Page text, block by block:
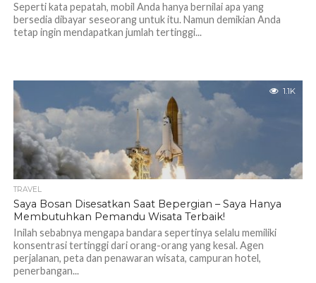
Seperti kata pepatah, mobil Anda hanya bernilai apa yang
bersedia dibayar seseorang untuk itu. Namun demikian Anda
tetap ingin mendapatkan jumlah tertinggi...
1.1K
TRAVEL
Saya Bosan Disesatkan Saat Bepergian – Saya Hanya
Membutuhkan Pemandu Wisata Terbaik!
Inilah sebabnya mengapa bandara sepertinya selalu memiliki
konsentrasi tertinggi dari orang-orang yang kesal. Agen
perjalanan, peta dan penawaran wisata, campuran hotel,
penerbangan...